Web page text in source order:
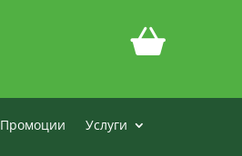
Промоции
Услуги